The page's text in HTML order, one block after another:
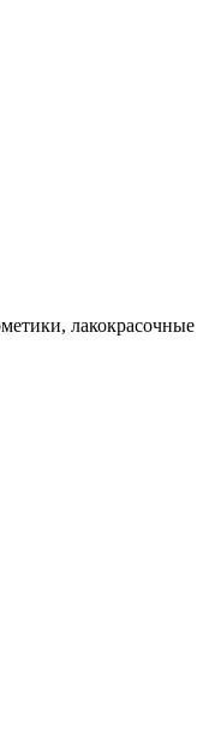
лакокрасочные